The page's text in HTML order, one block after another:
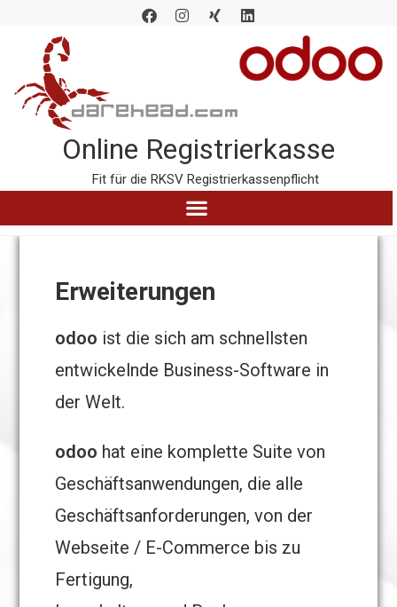
Online Registrierkasse
Fit für die RKSV Registrierkassenpflicht
Erweiterungen
odoo ist die sich am schnellsten
entwickelnde Business-Software in
der Welt.
odoo hat eine komplette Suite von
Geschäftsanwendungen, die alle
Geschäftsanforderungen, von der
Webseite / E-Commerce bis zu
Fertigung,